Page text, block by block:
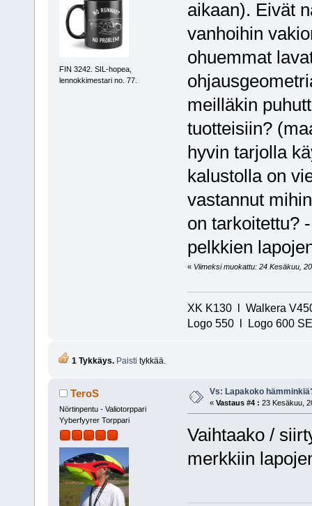
FIN 3242. SIL-hopea,
lennokkimestari no. 77.
aikaan). Eivät
vanhoihin
ohuemmat
meilläkin
tuotteisiin?
hyvin tarjolla
kalustolla on
vastannut
on tarkoitettu?
pelkkien
« Viimeksi muokattu: 24 Kesäkuu,
XK K130 l Walkera
Logo 550 l Logo 600
1 Tykkäys. Paisti tykkää.
TeroS
Nörtinpentu - Valiotorppari
Yyberfyyrer Torppari
Vs: Lapakoko
« Vastaus #4 : 23 Kesäkuu,
Vaihtaako /
merkkiin